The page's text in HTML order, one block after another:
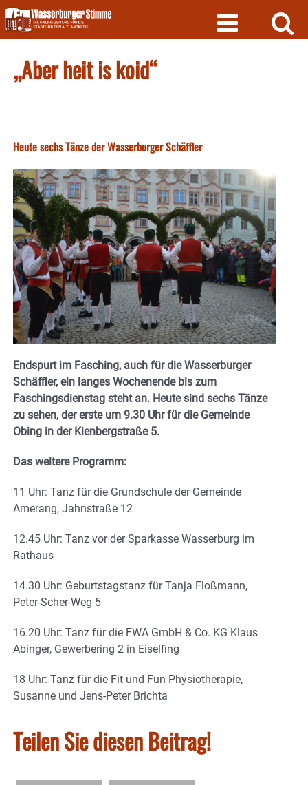
Skip
to
content
„Aber heit is koid“
Heute sechs Tänze der Wasserburger Schäffler
Endspurt im Fasching, auch für die Wasserburger
Schäffler, ein langes Wochenende bis zum
Faschingsdienstag steht an. Heute sind sechs Tänze
zu sehen, der erste um 9.30 Uhr für die Gemeinde
Obing in der Kienbergstraße 5.
Das weitere Programm:
11 Uhr: Tanz für die Grundschule der Gemeinde
Amerang, Jahnstraße 12
12.45 Uhr: Tanz vor der Sparkasse Wasserburg im
Rathaus
14.30 Uhr: Geburtstagstanz für Tanja Floßmann,
Peter-Scher-Weg 5
16.20 Uhr: Tanz für die FWA GmbH & Co. KG Klaus
Abinger, Gewerbering 2 in Eiselfing
18 Uhr: Tanz für die Fit und Fun Physiotherapie,
Susanne und Jens-Peter Brichta
Teilen Sie diesen Beitrag!